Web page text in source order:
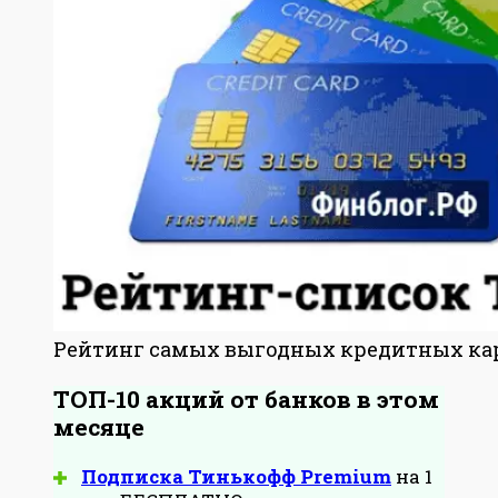
Рейтинг самых выгодных кредитных
ТОП-10 акций от банков в этом
месяце
Подписка Тинькофф Premium на 1